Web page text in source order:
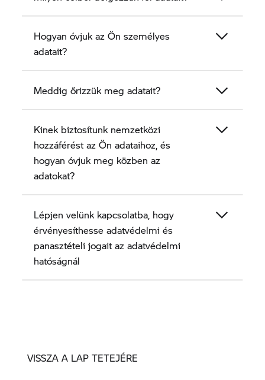
Hogyan óvjuk az Ön személyes
adatait?
Meddig őrizzük meg adatait?
Kinek biztosítunk nemzetközi
hozzáférést az Ön adataihoz, és
hogyan óvjuk meg közben az
adatokat?
Lépjen velünk kapcsolatba, hogy
érvényesíthesse adatvédelmi és
panasztételi jogait az adatvédelmi
hatóságnál
VISSZA A LAP TETEJÉRE